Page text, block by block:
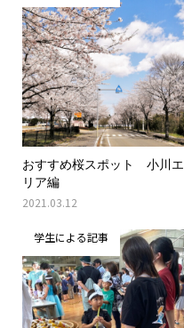
おすすめ桜スポット 小川エ
リア編
2021.03.12
学生による記事